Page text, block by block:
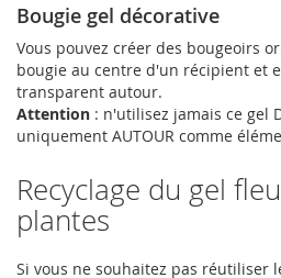
Bougie gel décorative
Vous pouvez créer des bougeoirs
bougie au centre d'un récipient et
transparent autour.
Attention : n'utilisez jamais ce gel
uniquement AUTOUR comme
Recyclage du gel
plantes
Si vous ne souhaitez pas réutiliser